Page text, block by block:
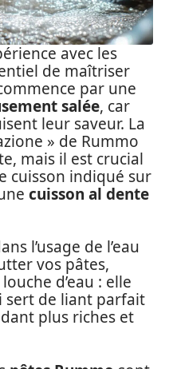
avec les
de maîtriser
par une
salée, car
leur saveur. La
» de Rummo
mais il est crucial
cuisson indiqué sur
cuisson al dente
l’usage de l’eau
vos pâtes,
d’eau : elle
sert de liant parfait
plus riches et